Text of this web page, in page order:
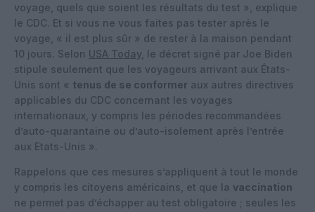
voyage, quels que soient les résultats du test », explique
le CDC. Et si vous ne vous faites pas tester après le
voyage, « il est plus sûr » de rester à la maison pendant
10 jours. Selon USA Today , le décret signé par Joe Biden
stipule seulement que les voyageurs arrivant aux États-
Unis sont « tenus de se conformer aux autres directives
applicables du CDC concernant les voyages
internationaux, y compris les périodes recommandées
d’auto-quarantaine ou d’auto-isolement après l’entrée
aux Etats-Unis ».
Rappelons que ces mesures s’appliquent à tout le monde
y compris les citoyens américains, et que la vaccination
ne permet pas d’échapper au test obligatoire ; seules les